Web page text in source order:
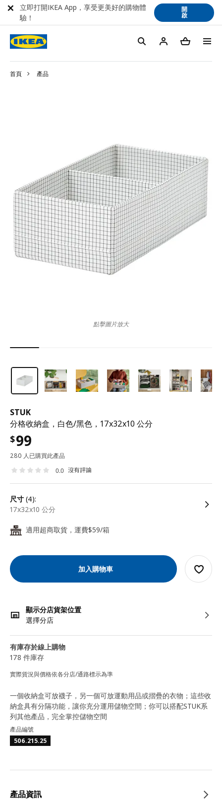
首頁 產品
STUK
分格收納盒，白色/黑色，17x32x10 公分
$99
280 人已購買此產品
0.0 沒有評論
尺寸 (4):
17x32x10 公分
24 適用超商取貨，運費$59/箱
加入購物車
顯示分店貨架位置
選擇分店
有庫存於線上購物
178 件庫存
實際貨況與價格依各分店/通路標示為準
點擊圖片放大
一個收納盒可放襪子，另一個可放運動用品或摺疊的衣物；這些收
納盒具有分隔功能，讓你充分運用儲物空間；你可以搭配STUK系
列其他產品，完全掌控儲物空間
產品編號
506.215.25
產品資訊
立即打開IKEA App，享受更美好的購物體
驗！
開
啟